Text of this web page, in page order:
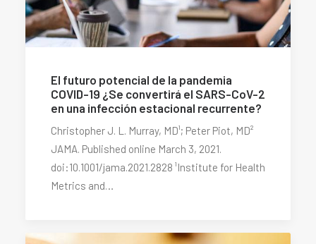
El futuro potencial de la pandemia
COVID-19 ¿Se convertirá el SARS-CoV-2
en una infección estacional recurrente?
Christopher J. L. Murray, MD¹; Peter Piot, MD²
JAMA. Published online March 3, 2021.
doi:10.1001/jama.2021.2828 ¹Institute for Health
Metrics and…